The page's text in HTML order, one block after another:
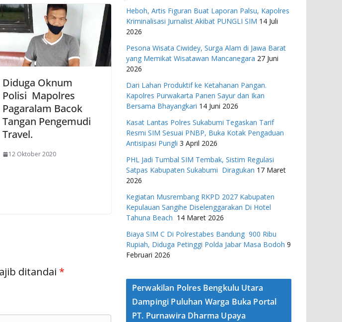
Diduga Oknum
Polisi Mapolres
Pagaralam Bacok
Tangan Pengemudi
Travel.
12 Oktober 2020
ditandai *
Heboh, Artis Figuran Buat Laporan Palsu, Kapolres
Kriminalisasi Jurnalist Akibat PUNGLI SIM 14 Juli
2026
Pesona Wisata Ciwidey, Surga Alam di Jawa Barat
yang Memikat Wisatawan Mancanegara 27 Juni
2026
Dari Lahan Produktif ke Ketahanan Pangan.
Kapolres Purwakarta Panen Sayur dan Ikan
Bersama Bhayangkari 14 Juni 2026
Kasat Lantas Polres Sukabumi Tegaskan Tarif
Resmi SIM Sesuai PNBP, Buka Kotak Pengaduan
Antisipasi Pungli 3 April 2026
PHL Jadi Tumbal SIM Tembak, Sistim Regulasi
Satpas Kabupaten Sukabumi Diragukan 17 Maret
2026
Kegiatan Musrembang RKPD 2027 ​Kabupaten
Kepulauan Sangihe Diselenggarakan Di Hotel
Tahuna Beach 14 Maret 2026
Biaya SIM C Di Polrestabes Bandung 900 Ribu
Rupiah, Diduga Petinggi Polda Jabar Masa Bodoh 9
Februari 2026
Perwakilan Polres Bengkulu Utara
Dampingi Puluhan Warga Buka Portal
PT. Purnawira Dharma Upaya